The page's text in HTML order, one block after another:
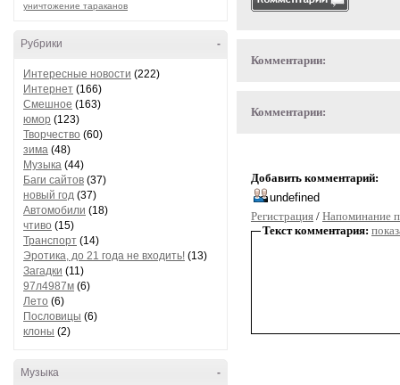
уничтожение тараканов
-
Рубрики
Интересные новости (222)
Интернет (166)
Смешное (163)
юмор (123)
Творчество (60)
зима (48)
Музыка (44)
Баги сайтов (37)
новый год (37)
Автомобили (18)
чтиво (15)
Транспорт (14)
Эротика, до 21 года не входить! (13)
Загадки (11)
97л4987м (6)
Лето (6)
Пословицы (6)
клоны (2)
-
Музыка
Комментарии:
Комментарии:
Добавить комментарий:
Регистрация / Напоминание
Текст комментария: